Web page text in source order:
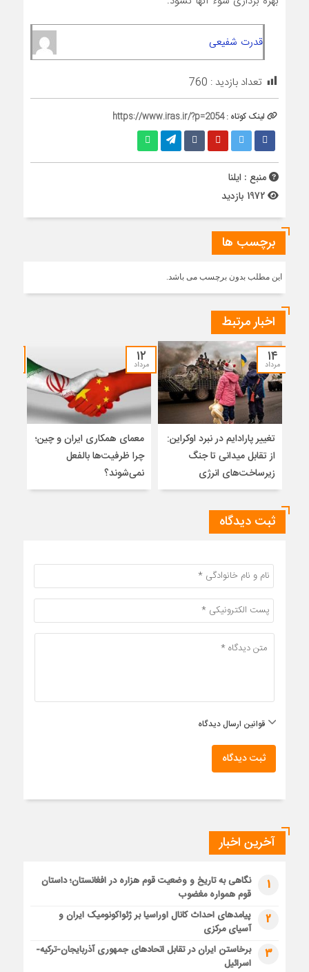
قدرت شفیعی
تعداد بازدید : 760
لینک کوتاه :https://www.iras.ir/?p=2054
منبع : ایلنا
برچسب ها
این مطلب بدون برچسب می باشد.
اخبار مرتبط
۱۴
مرداد
تغییر پارادایم در نبرد اوکراین:
از تقابل میدانی تا جنگ
زیرساخت‌های انرژی
۱۲
مرداد
معمای همکاری ایران و چین؛
چرا ظرفیت‌ها بالفعل
نمی‌شوند؟
ثبت دیدگاه
قوانین ارسال دیدگاه
ثبت دیدگاه
آخرین اخبار
1
نگاهی به تاریخ و وضعیت قوم هزاره در افغانستان؛ داستان
قوم همواره مغضوب
2
پیامدهای احداث کانال اوراسیا بر ژئواکونومیک ایران و
آسیای مرکزی
3
برخاستن ایران در تقابل اتحادهای جمهوری آذربایجان-ترکیه-
اسرائیل